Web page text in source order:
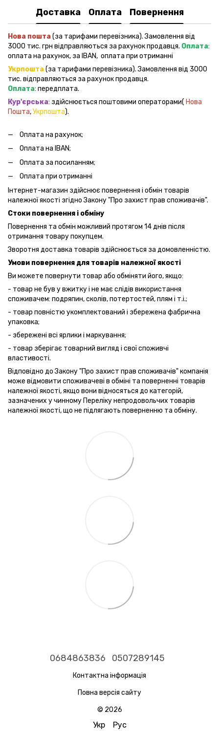
Доставка Оплата Повернення
Нова пошта (за тарифами перевізника). Замовлення від
3000 тис. грн відправляються за рахунок продавця. Оплата:
оплата на рахунок, за IBAN, оплата при отриманні
Укрпошта (за тарифами перевізника). Замовлення від 3000
тис. відправляються за рахунок продавця.
Оплата: передплата.
Кур'єрська: здійснюється поштовими операторами( Нова
Пошта,Укрпошта).
Оплата на рахунок;
Оплата на IBAN;
Оплата за посиланням;
Оплата при отриманні
Інтернет-магазин здійснює повернення і обмін товарів
належної якості згідно Закону "Про захист прав споживачів".
Стоки повернення і обміну
Повернення та обмін можливий протягом 14 днів після
отримання товару покупцем.
Зворотня доставка товарів здійснюється за домовленністю.
Умови повернення для товарів належної якості
Ви можете повернути товар або обміняти його, якщо:
- товар не був у вжитку і не має слідів використання
споживачем: подряпин, сколів, потертостей, плям і т.і.;
- товар повністю укомплектований і збережена фабрична
упаковка;
- збережені всі ярлики і маркування;
- товар зберігає товарний вигляд і свої споживчі
властивості.
Відповідно до Закону "Про захист прав споживачів" компанія
може відмовити споживачеві в обміні та поверненні товарів
належної якості, якщо вони відносяться до категорій,
зазначених у чинному Переліку непродовольчих товарів
належної якості, що не підлягають поверненню та обміну.
0684863836 0507289145
Контактна інформація
Повна версія сайту
© 2026
Укр Рус